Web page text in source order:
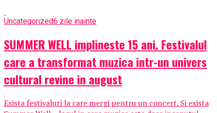
Uncategorized6 zile inainte
SUMMER WELL implineste 15 ani. Festivalul
care a transformat muzica intr-un univers
cultural revine in august
Exista festivaluri la care mergi pentru un concert. Si exista